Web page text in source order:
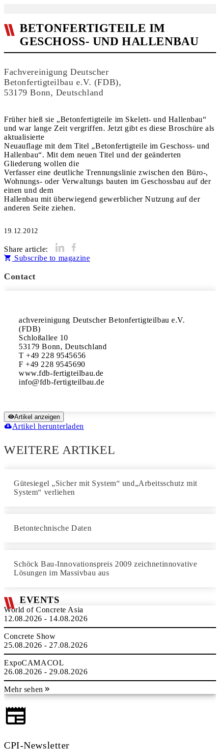
BETONFERTIGTEILE IM
GESCHOSS- UND HALLENBAU
Fachvereinigung Deutscher
Betonfertigteilbau e.V. (FDB),
53179 Bonn, Deutschland
Früher hieß sie „Betonfertigteile im Skelett- und Hallenbau“
und war lange Zeit vergriffen. Jetzt gibt es diese Broschüre als
aktualisierte
Neuauflage mit dem Titel „Betonfertigteile im Geschoss- und
Hallenbau“. Mit dem neuen Titel und der geänderten
Gliederung wollen die
Verfasser eine deutliche Trennungslinie zwischen den Büro-,
Wohnungs- oder Verwaltungs bauten im Geschossbau auf der
einen und dem
Hallenbau mit überwiegend gewerblicher Nutzung auf der
anderen Seite ziehen.
19.12.2012
Share article:
Subscribe to magazine
Contact
achvereinigung Deutscher Betonfertigteilbau e.V.
(FDB)
Schloßallee 10
53179 Bonn, Deutschland
T +49 228 9545656
F +49 228 9545690
www.fdb-fertigteilbau.de
Artikel anzeigen
Artikel herunterladen
WEITERE ARTIKEL
Gütesiegel „Sicher mit System“ und„Arbeitsschutz mit
System“ verliehen
Betontechnische Daten
Schöck Bau-Innovationspreis 2009 zeichnetinnovative
Lösungen im Massivbau aus
EVENTS
World of Concrete Asia
12.08.2026 - 14.08.2026
Concrete Show
25.08.2026 - 27.08.2026
ExpoCAMACOL
26.08.2026 - 29.08.2026
Mehr sehen
CPI-Newsletter